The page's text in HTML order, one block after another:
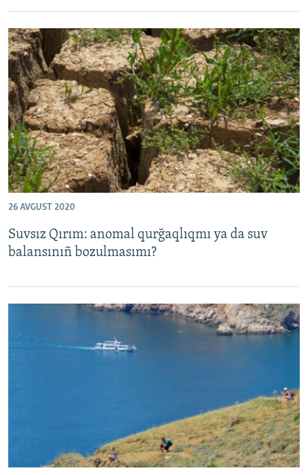
26 AVGUST 2020
Suvsız Qırım: anomal qurğaqlıqmı ya da suv
balansınıñ bozulmasımı?